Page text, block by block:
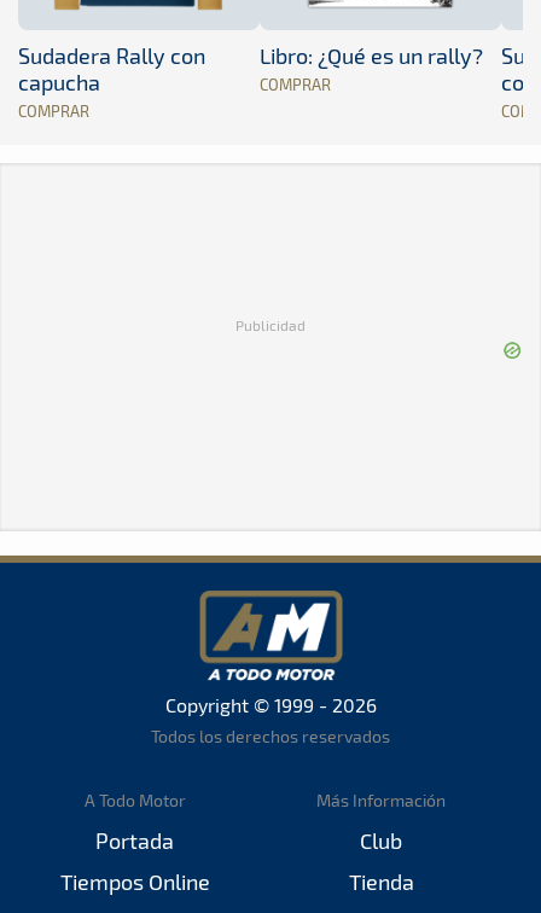
Sudadera Rally con
capucha
COMPRAR
Libro: ¿Qué es un rally?
COMPRAR
Publicidad
Copyright © 1999 - 2026
Todos los derechos reservados
A Todo Motor
Portada
Tiempos Online
Más Información
Club
Tienda